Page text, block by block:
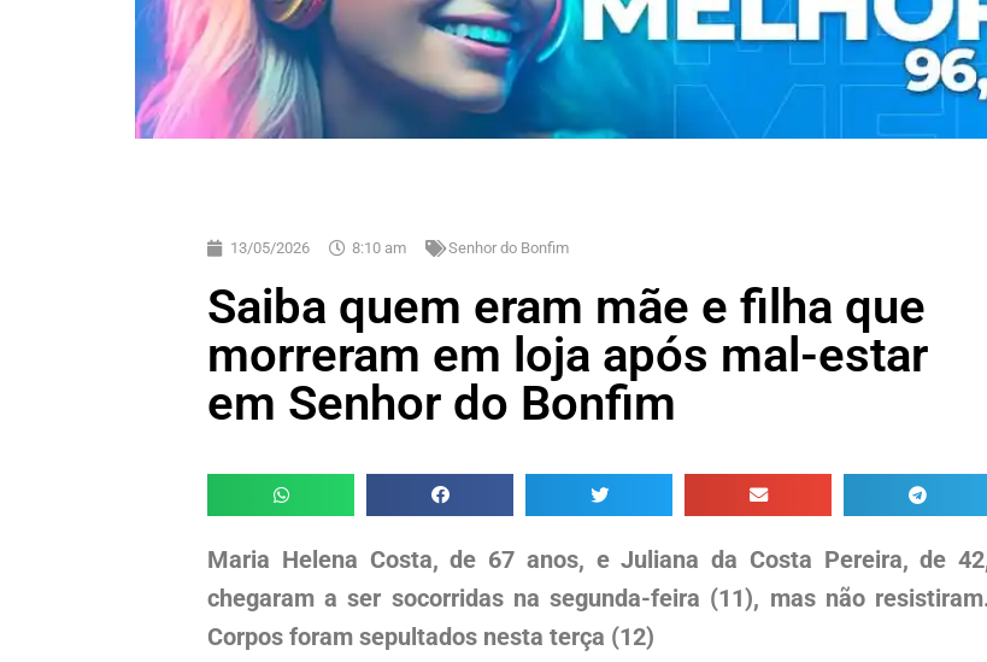
13/05/2026 8:10 am Senhor do Bonfim
Saiba quem eram mãe e filha que
morreram em loja após mal-estar
em Senhor do Bonfim
Maria Helena Costa, de 67 anos, e Juliana da Costa Pereira, de
chegaram a ser socorridas na segunda-feira (11), mas não
Corpos foram sepultados nesta terça (12)